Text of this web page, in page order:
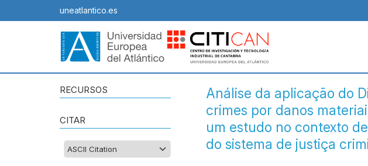
uneatlantico.es
RECURSOS
CITAR
Análise da aplicação do
crimes por danos
um estudo no contexto
do sistema de justiça